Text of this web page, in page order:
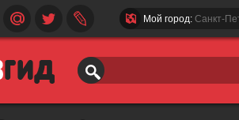
Мой город: Санкт-